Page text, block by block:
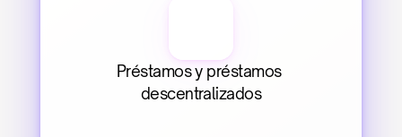
Préstamos y préstamos
descentralizados